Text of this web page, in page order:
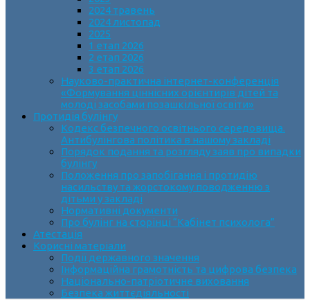
2024 травень
2024 листопад
2025
1 етап 2026
2 етап 2026
3 етап 2026
Науково-практична інтернет-конференція
«Формування ціннісних орієнтирів дітей та
молоді засобами позашкільної освіти»
Протидія булінгу
Кодекс безпечного освітнього середовища.
Антибулінгова політика в нашому закладі
Порядок подання та розгляду заяв про випадки
булінгу
Положення про запобігання і протидію
насильству та жорстокому поводженню з
дітьми у закладі
Нормативні документи
Про булінг на сторінці “Кабінет психолога”
Атестація
Корисні матеріали
Події державного значення
Інформаційна грамотність та цифрова безпека
Національно-патріотичне виховання
Безпека життєдіяльності